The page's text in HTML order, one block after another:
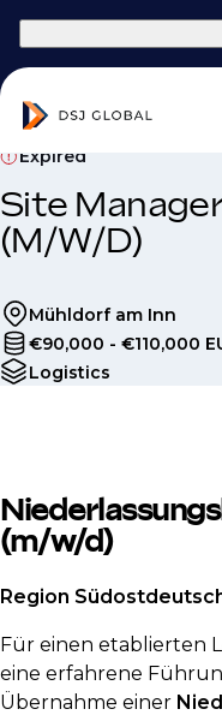
Expired
Site
(M/W/D)
Mühldorf am Inn
€90,000 - €110,000
Logistics
(m/w/d)
Region
Für einen etablierten
eine erfahrene
Übernahme einer